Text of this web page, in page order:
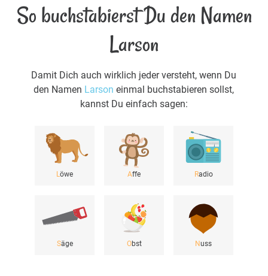
So buchstabierst Du den Namen
Larson
Damit Dich auch wirklich jeder versteht, wenn Du
den Namen Larson einmal buchstabieren sollst,
kannst Du einfach sagen:
Löwe Affe Radio
Säge Obst Nuss